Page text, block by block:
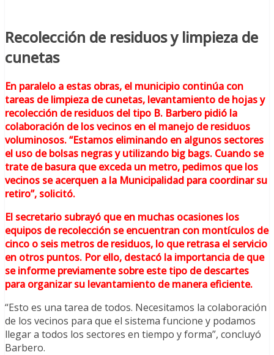
Recolección de residuos y limpieza de
cunetas
En paralelo a estas obras, el municipio continúa con
tareas de limpieza de cunetas, levantamiento de hojas y
recolección de residuos del tipo B. Barbero pidió la
colaboración de los vecinos en el manejo de residuos
voluminosos. “Estamos eliminando en algunos sectores
el uso de bolsas negras y utilizando big bags. Cuando se
trate de basura que exceda un metro, pedimos que los
vecinos se acerquen a la Municipalidad para coordinar su
retiro”, solicitó.
El secretario subrayó que en muchas ocasiones los
equipos de recolección se encuentran con montículos de
cinco o seis metros de residuos, lo que retrasa el servicio
en otros puntos. Por ello, destacó la importancia de que
se informe previamente sobre este tipo de descartes
para organizar su levantamiento de manera eficiente.
“Esto es una tarea de todos. Necesitamos la colaboración
de los vecinos para que el sistema funcione y podamos
llegar a todos los sectores en tiempo y forma”, concluyó
Barbero.